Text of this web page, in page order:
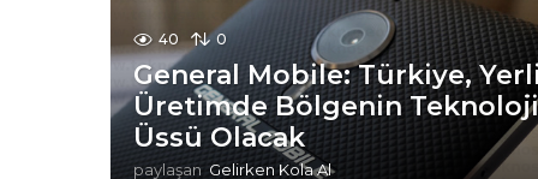
40 0
General Mobile: Türkiye,
Üretimde Bölgenin
Üssü Olacak
paylaşan Gelirken Kola Al